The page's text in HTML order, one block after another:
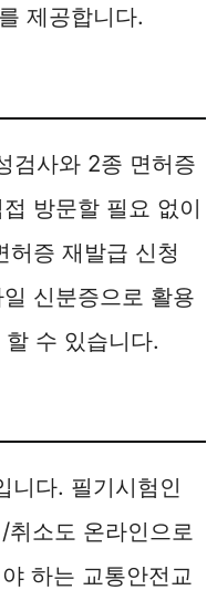
제공합니다.
검사와 2종 면허증
방문할 필요 없이
증 재발급 신청
신분증으로 활용
수 있습니다.
니다. 필기시험인
소도 온라인으로
하는 교통안전교